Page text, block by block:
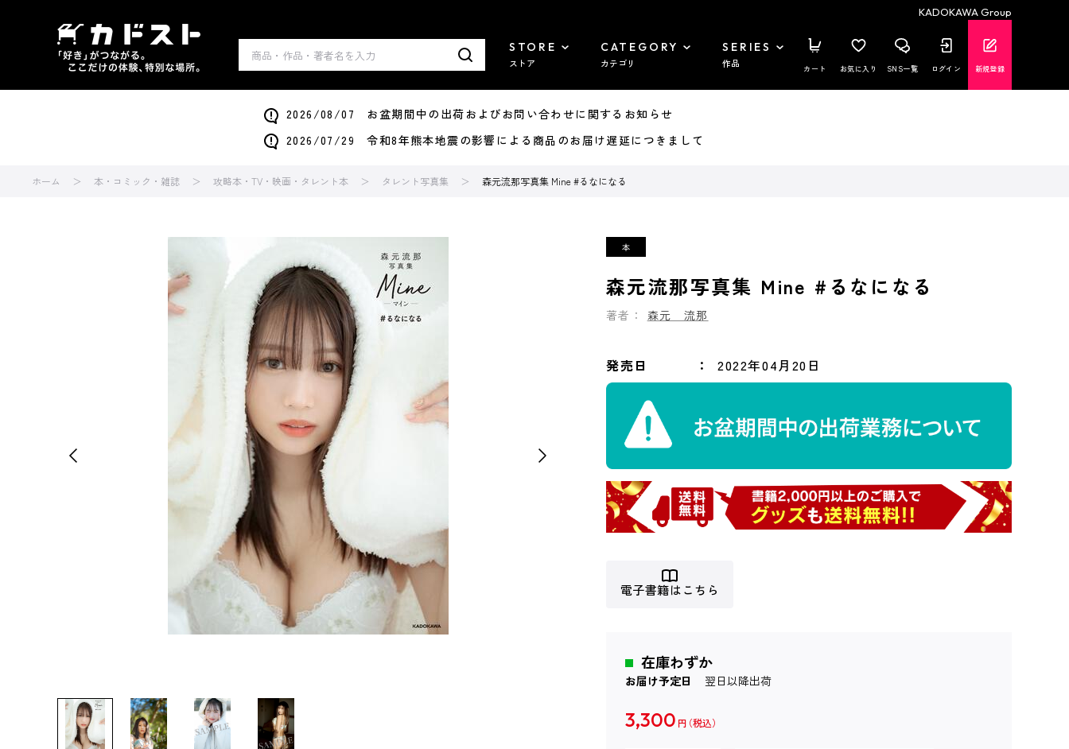
KADOKAWA Group
STORE
ストア
CATEGORY
カテゴリ
SERIES
作品 カート お気に入り SNS一覧 ログイン 新規登録
2026/08/07 お盆期間中の出荷およびお問い合わせに関するお知らせ
2026/07/29 令和8年熊本地震の影響による商品のお届け遅延につきまして
ホーム 本・コミック・雑誌 攻略本・TV・映画・タレント本 タレント写真集 森元流那写真集 Mine #るなになる
森元流那写真集 Mine #るなになる
著者： 森元 流那
発売日 2022年04月20日
電子書籍はこちら
在庫わずか
お届け予定日 翌日以降出荷
3,300 円